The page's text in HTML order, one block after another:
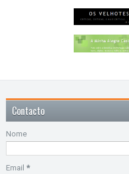
Contacto
Nome
Email *